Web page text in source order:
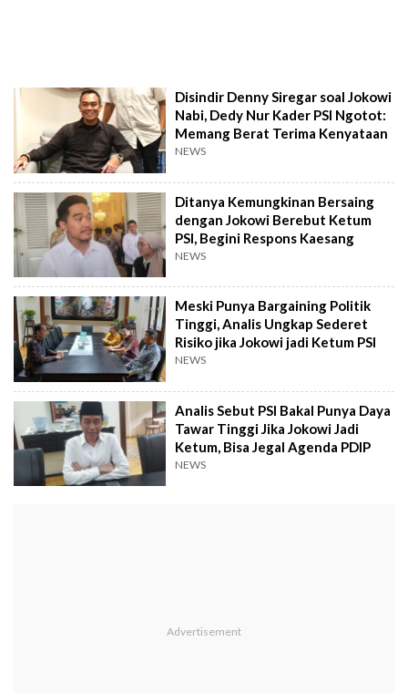
Disindir Denny Siregar soal Jokowi
Nabi, Dedy Nur Kader PSI Ngotot:
Memang Berat Terima Kenyataan
NEWS
Ditanya Kemungkinan Bersaing
dengan Jokowi Berebut Ketum
PSI, Begini Respons Kaesang
NEWS
Meski Punya Bargaining Politik
Tinggi, Analis Ungkap Sederet
Risiko jika Jokowi jadi Ketum PSI
NEWS
Analis Sebut PSI Bakal Punya Daya
Tawar Tinggi Jika Jokowi Jadi
Ketum, Bisa Jegal Agenda PDIP
NEWS